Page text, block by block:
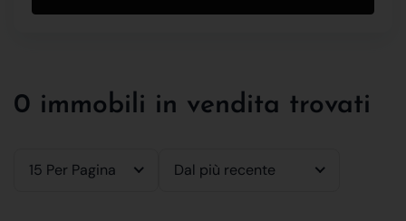
0 immobili in vendita trovati
15 Per Pagina Dal più recente